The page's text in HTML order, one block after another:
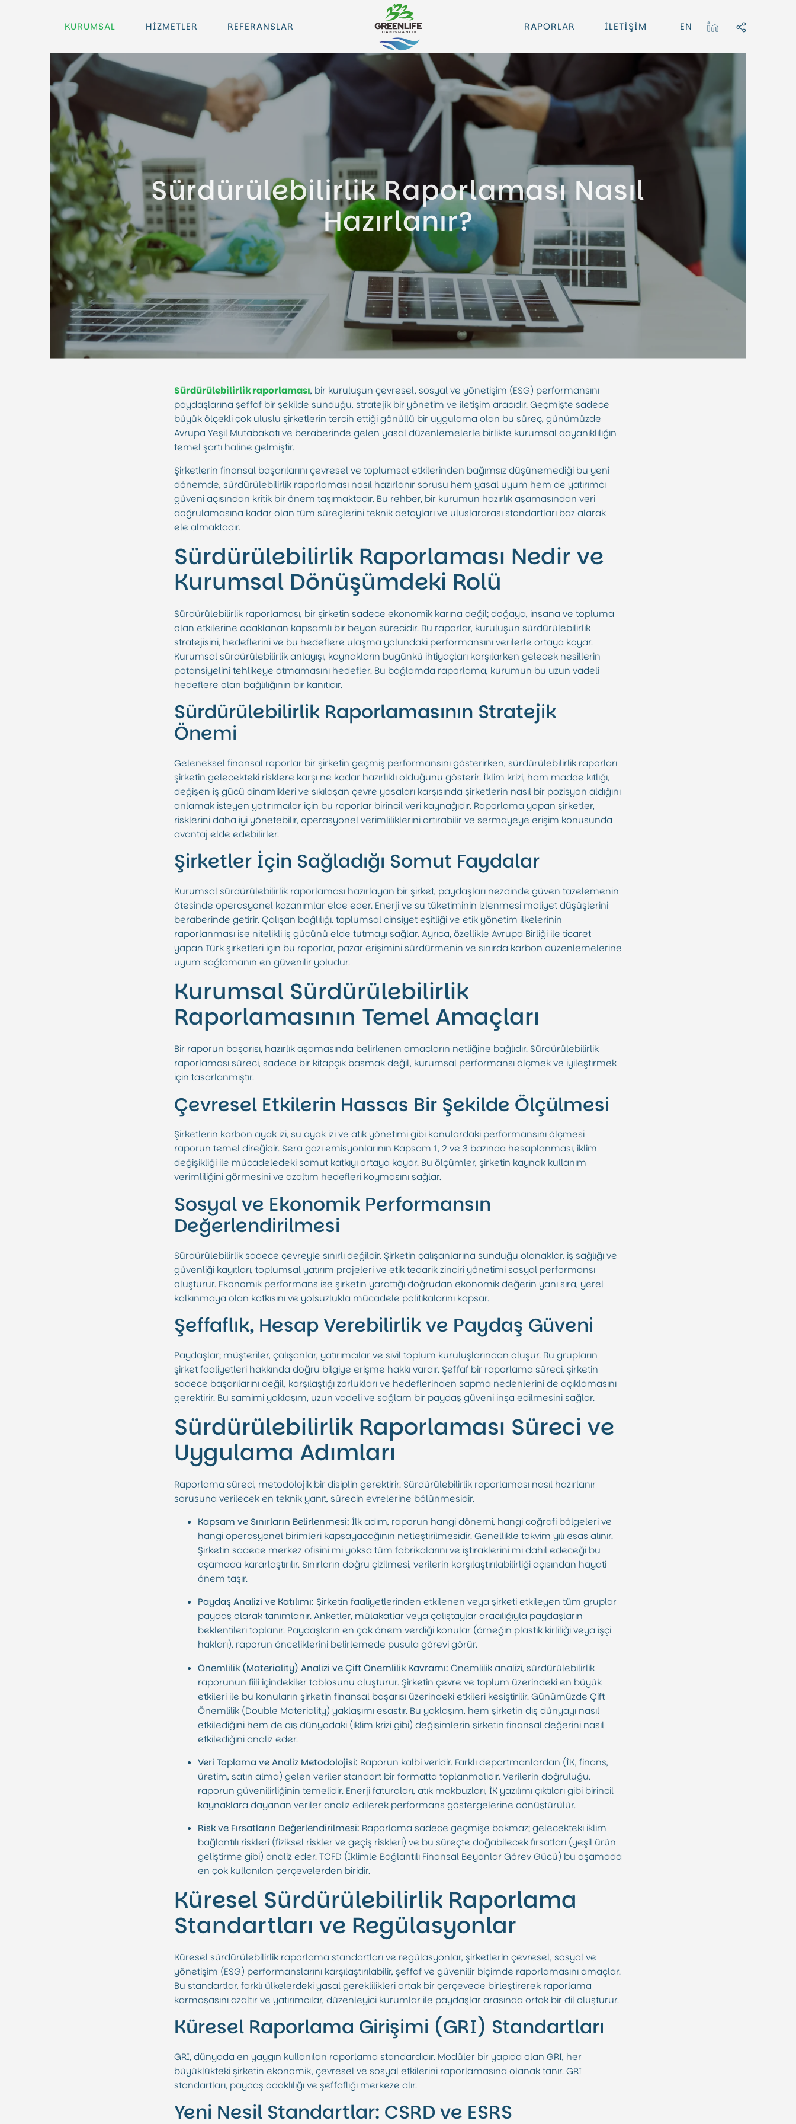
KURUMSAL HİZMETLER REFERANSLAR RAPORLAR İLETİŞİM EN
Sürdürülebilirlik Raporlaması Nasıl
Hazırlanır?
Sürdürülebilirlik raporlaması, bir kuruluşun çevresel, sosyal ve yönetişim (ESG) performansını
paydaşlarına şeffaf bir şekilde sunduğu, stratejik bir yönetim ve iletişim aracıdır. Geçmişte sadece
büyük ölçekli çok uluslu şirketlerin tercih ettiği gönüllü bir uygulama olan bu süreç, günümüzde
Avrupa Yeşil Mutabakatı ve beraberinde gelen yasal düzenlemelerle birlikte kurumsal dayanıklılığın
temel şartı haline gelmiştir.
Şirketlerin finansal başarılarını çevresel ve toplumsal etkilerinden bağımsız düşünemediği bu yeni
dönemde, sürdürülebilirlik raporlaması nasıl hazırlanır sorusu hem yasal uyum hem de yatırımcı
güveni açısından kritik bir önem taşımaktadır. Bu rehber, bir kurumun hazırlık aşamasından veri
doğrulamasına kadar olan tüm süreçlerini teknik detayları ve uluslararası standartları baz alarak
ele almaktadır.
Sürdürülebilirlik Raporlaması Nedir ve
Kurumsal Dönüşümdeki Rolü
Sürdürülebilirlik raporlaması, bir şirketin sadece ekonomik karına değil; doğaya, insana ve topluma
olan etkilerine odaklanan kapsamlı bir beyan sürecidir. Bu raporlar, kuruluşun sürdürülebilirlik
stratejisini, hedeflerini ve bu hedeflere ulaşma yolundaki performansını verilerle ortaya koyar.
Kurumsal sürdürülebilirlik anlayışı, kaynakların bugünkü ihtiyaçları karşılarken gelecek nesillerin
potansiyelini tehlikeye atmamasını hedefler. Bu bağlamda raporlama, kurumun bu uzun vadeli
hedeflere olan bağlılığının bir kanıtıdır.
Sürdürülebilirlik Raporlamasının Stratejik
Önemi
Geleneksel finansal raporlar bir şirketin geçmiş performansını gösterirken, sürdürülebilirlik raporları
şirketin gelecekteki risklere karşı ne kadar hazırlıklı olduğunu gösterir. İklim krizi, ham madde kıtlığı,
değişen iş gücü dinamikleri ve sıkılaşan çevre yasaları karşısında şirketlerin nasıl bir pozisyon aldığını
anlamak isteyen yatırımcılar için bu raporlar birincil veri kaynağıdır. Raporlama yapan şirketler,
risklerini daha iyi yönetebilir, operasyonel verimliliklerini artırabilir ve sermayeye erişim konusunda
avantaj elde edebilirler.
Şirketler İçin Sağladığı Somut Faydalar
Kurumsal sürdürülebilirlik raporlaması hazırlayan bir şirket, paydaşları nezdinde güven tazelemenin
ötesinde operasyonel kazanımlar elde eder. Enerji ve su tüketiminin izlenmesi maliyet düşüşlerini
beraberinde getirir. Çalışan bağlılığı, toplumsal cinsiyet eşitliği ve etik yönetim ilkelerinin
raporlanması ise nitelikli iş gücünü elde tutmayı sağlar. Ayrıca, özellikle Avrupa Birliği ile ticaret
yapan Türk şirketleri için bu raporlar, pazar erişimini sürdürmenin ve sınırda karbon düzenlemelerine
uyum sağlamanın en güvenilir yoludur.
Kurumsal Sürdürülebilirlik
Raporlamasının Temel Amaçları
Bir raporun başarısı, hazırlık aşamasında belirlenen amaçların netliğine bağlıdır. Sürdürülebilirlik
raporlaması süreci, sadece bir kitapçık basmak değil, kurumsal performansı ölçmek ve iyileştirmek
için tasarlanmıştır.
Çevresel Etkilerin Hassas Bir Şekilde Ölçülmesi
Şirketlerin karbon ayak izi, su ayak izi ve atık yönetimi gibi konulardaki performansını ölçmesi
raporun temel direğidir. Sera gazı emisyonlarının Kapsam 1, 2 ve 3 bazında hesaplanması, iklim
değişikliği ile mücadeledeki somut katkıyı ortaya koyar. Bu ölçümler, şirketin kaynak kullanım
verimliliğini görmesini ve azaltım hedefleri koymasını sağlar.
Sosyal ve Ekonomik Performansın
Değerlendirilmesi
Sürdürülebilirlik sadece çevreyle sınırlı değildir. Şirketin çalışanlarına sunduğu olanaklar, iş sağlığı ve
güvenliği kayıtları, toplumsal yatırım projeleri ve etik tedarik zinciri yönetimi sosyal performansı
oluşturur. Ekonomik performans ise şirketin yarattığı doğrudan ekonomik değerin yanı sıra, yerel
kalkınmaya olan katkısını ve yolsuzlukla mücadele politikalarını kapsar.
Şeffaflık, Hesap Verebilirlik ve Paydaş Güveni
Paydaşlar; müşteriler, çalışanlar, yatırımcılar ve sivil toplum kuruluşlarından oluşur. Bu grupların
şirket faaliyetleri hakkında doğru bilgiye erişme hakkı vardır. Şeffaf bir raporlama süreci, şirketin
sadece başarılarını değil, karşılaştığı zorlukları ve hedeflerinden sapma nedenlerini de açıklamasını
gerektirir. Bu samimi yaklaşım, uzun vadeli ve sağlam bir paydaş güveni inşa edilmesini sağlar.
Sürdürülebilirlik Raporlaması Süreci ve
Uygulama Adımları
Raporlama süreci, metodolojik bir disiplin gerektirir. Sürdürülebilirlik raporlaması nasıl hazırlanır
sorusuna verilecek en teknik yanıt, sürecin evrelerine bölünmesidir.
Kapsam ve Sınırların Belirlenmesi: İlk adım, raporun hangi dönemi, hangi coğrafi bölgeleri ve
hangi operasyonel birimleri kapsayacağının netleştirilmesidir. Genellikle takvim yılı esas alınır.
Şirketin sadece merkez ofisini mi yoksa tüm fabrikalarını ve iştiraklerini mi dahil edeceği bu
aşamada kararlaştırılır. Sınırların doğru çizilmesi, verilerin karşılaştırılabilirliği açısından hayati
önem taşır.
Paydaş Analizi ve Katılımı: Şirketin faaliyetlerinden etkilenen veya şirketi etkileyen tüm gruplar
paydaş olarak tanımlanır. Anketler, mülakatlar veya çalıştaylar aracılığıyla paydaşların
beklentileri toplanır. Paydaşların en çok önem verdiği konular (örneğin plastik kirliliği veya işçi
hakları), raporun önceliklerini belirlemede pusula görevi görür.
Önemlilik (Materiality) Analizi ve Çift Önemlilik Kavramı: Önemlilik analizi, sürdürülebilirlik
raporunun fiili içindekiler tablosunu oluşturur. Şirketin çevre ve toplum üzerindeki en büyük
etkileri ile bu konuların şirketin finansal başarısı üzerindeki etkileri kesiştirilir. Günümüzde Çift
Önemlilik (Double Materiality) yaklaşımı esastır. Bu yaklaşım, hem şirketin dış dünyayı nasıl
etkilediğini hem de dış dünyadaki (iklim krizi gibi) değişimlerin şirketin finansal değerini nasıl
etkilediğini analiz eder.
Veri Toplama ve Analiz Metodolojisi: Raporun kalbi veridir. Farklı departmanlardan (İK, finans,
üretim, satın alma) gelen veriler standart bir formatta toplanmalıdır. Verilerin doğruluğu,
raporun güvenilirliğinin temelidir. Enerji faturaları, atık makbuzları, İK yazılımı çıktıları gibi birincil
kaynaklara dayanan veriler analiz edilerek performans göstergelerine dönüştürülür.
Risk ve Fırsatların Değerlendirilmesi: Raporlama sadece geçmişe bakmaz; gelecekteki iklim
bağlantılı riskleri (fiziksel riskler ve geçiş riskleri) ve bu süreçte doğabilecek fırsatları (yeşil ürün
geliştirme gibi) analiz eder. TCFD (İklimle Bağlantılı Finansal Beyanlar Görev Gücü) bu aşamada
en çok kullanılan çerçevelerden biridir.
Küresel Sürdürülebilirlik Raporlama
Standartları ve Regülasyonlar
Küresel sürdürülebilirlik raporlama standartları ve regülasyonlar, şirketlerin çevresel, sosyal ve
yönetişim (ESG) performanslarını karşılaştırılabilir, şeffaf ve güvenilir biçimde raporlamasını amaçlar.
Bu standartlar, farklı ülkelerdeki yasal gereklilikleri ortak bir çerçevede birleştirerek raporlama
karmaşasını azaltır ve yatırımcılar, düzenleyici kurumlar ile paydaşlar arasında ortak bir dil oluşturur.
Küresel Raporlama Girişimi (GRI) Standartları
GRI, dünyada en yaygın kullanılan raporlama standardıdır. Modüler bir yapıda olan GRI, her
büyüklükteki şirketin ekonomik, çevresel ve sosyal etkilerini raporlamasına olanak tanır. GRI
standartları, paydaş odaklılığı ve şeffaflığı merkeze alır.
Yeni Nesil Standartlar: CSRD ve ESRS